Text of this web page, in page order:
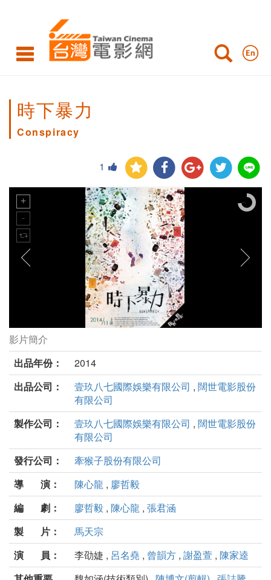
時下暴力
Conspiracy
1
時下暴力劇照
影片簡介
出品年份：
2014
出品公司：
壹玖八七國際娛樂有限公司 , 闊世電影股份
有限公司
製作公司：
壹玖八七國際娛樂有限公司 , 闊世電影股份
有限公司
發行公司：
牽猴子股份有限公司
導 演：
陳心龍 , 廖哲毅
編 劇：
廖哲毅 , 陳心龍 , 張君涵
製 片：
馬天宗
演 員：
李劭婕 , 呂名堯 , 曾韻方 , 謝盈萱 , 陳家逵